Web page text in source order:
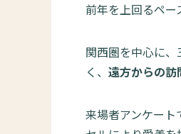
前年を上回るペー
関西圏を中心に
く、 遠方からの訪
来場者アンケート